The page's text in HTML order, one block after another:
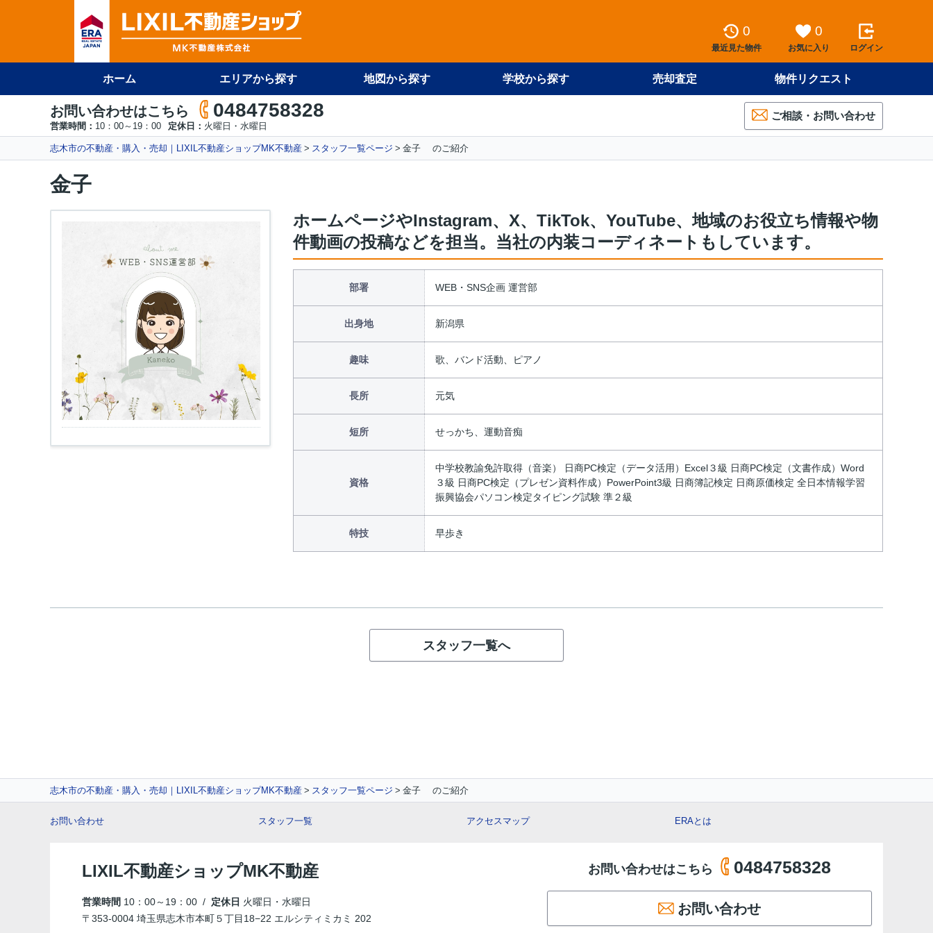
0
最近見た物件
0
お気に入り ログイン
ホーム エリアから探す 地図から探す 学校から探す 売却査定 物件リクエスト
お問い合わせはこちら 0484758328
営業時間： 10：00～19：00 定休日： 火曜日・水曜日
ご相談・お問い合わせ
志木市の不動産・購入・売却｜LIXIL不動産ショップMK不動産 スタッフ一覧ページ 金子 のご紹介
金子
ホームページやInstagram、X、TikTok、YouTube、地域のお役立ち情報や物
件動画の投稿などを担当。当社の内装コーディネートもしています。
部署 WEB・SNS企画 運営部
出身地 新潟県
趣味 歌、バンド活動、ピアノ
長所 元気
短所 せっかち、運動音痴
資格
中学校教諭免許取得（音楽） 日商PC検定（データ活用）Excel３級 日商PC検定（文書作成）Word
３級 日商PC検定（プレゼン資料作成）PowerPoint3級 日商簿記検定 日商原価検定 全日本情報学習
振興協会パソコン検定タイピング試験 準２級
特技 早歩き
スタッフ一覧へ
志木市の不動産・購入・売却｜LIXIL不動産ショップMK不動産 スタッフ一覧ページ 金子 のご紹介
お問い合わせ スタッフ一覧 アクセスマップ ERAとは
LIXIL不動産ショップMK不動産
営業時間 10：00～19：00 / 定休日 火曜日・水曜日
〒353-0004 埼玉県志木市本町５丁目18−22 エルシティミカミ 202
お問い合わせはこちら 0484758328
お問い合わせ